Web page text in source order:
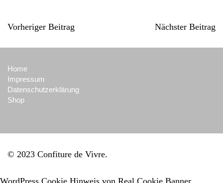
Vorheriger Beitrag Nächster Beitrag
Home
Impressum
Datenschutzerklärung
Shop
© 2023 Confiture de Vivre
WordPress Cookie Hinweis von Real Cookie Banner